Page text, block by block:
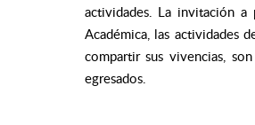
actividades. La invitación a
Académica, las actividades
compartir sus vivencias,
egresados.